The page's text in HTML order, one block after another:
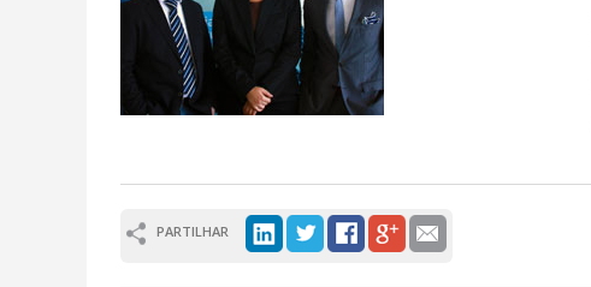
PARTILHAR